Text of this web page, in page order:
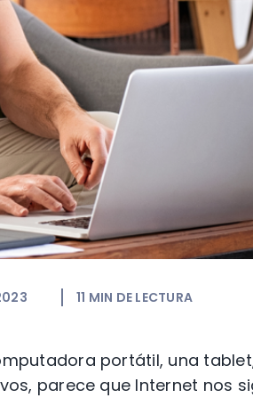
11 MIN DE LECTURA
portátil, una
parece que Internet nos